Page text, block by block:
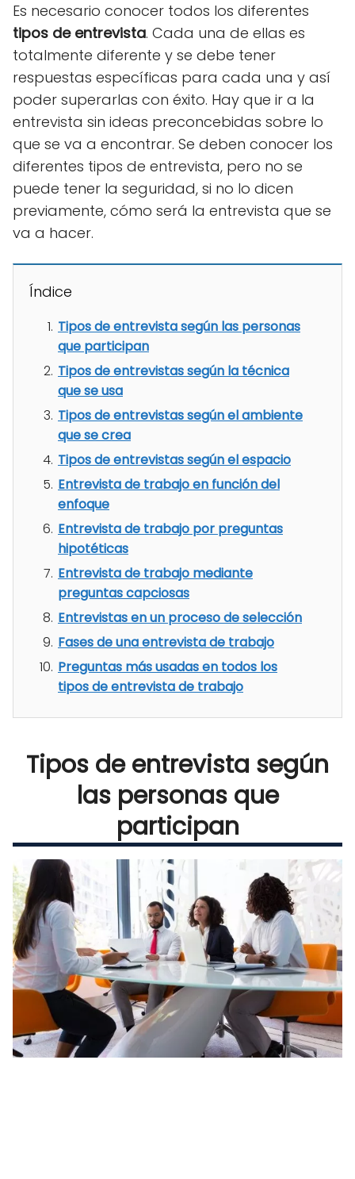
Es necesario conocer todos los diferentes
tipos de entrevista. Cada una de ellas es
totalmente diferente y se debe tener
respuestas específicas para cada una y así
poder superarlas con éxito. Hay que ir a la
entrevista sin ideas preconcebidas sobre lo
que se va a encontrar. Se deben conocer los
diferentes tipos de entrevista, pero no se
puede tener la seguridad, si no lo dicen
previamente, cómo será la entrevista que se
va a hacer.
Índice
Tipos de entrevista según las personas
que participan
Tipos de entrevistas según la técnica
que se usa
Tipos de entrevistas según el ambiente
que se crea
Tipos de entrevistas según el espacio
Entrevista de trabajo en función del
enfoque
Entrevista de trabajo por preguntas
hipotéticas
Entrevista de trabajo mediante
preguntas capciosas
Entrevistas en un proceso de selección
Fases de una entrevista de trabajo
Preguntas más usadas en todos los
tipos de entrevista de trabajo
Tipos de entrevista según
las personas que
participan